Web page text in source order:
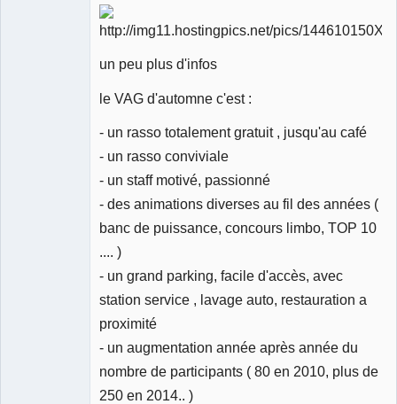
un peu plus d'infos
le VAG d'automne c'est :
- un rasso totalement gratuit , jusqu'au café
- un rasso conviviale
- un staff motivé, passionné
- des animations diverses au fil des années (
banc de puissance, concours limbo, TOP 10
.... )
- un grand parking, facile d'accès, avec
station service , lavage auto, restauration a
proximité
- un augmentation année après année du
nombre de participants ( 80 en 2010, plus de
250 en 2014.. )